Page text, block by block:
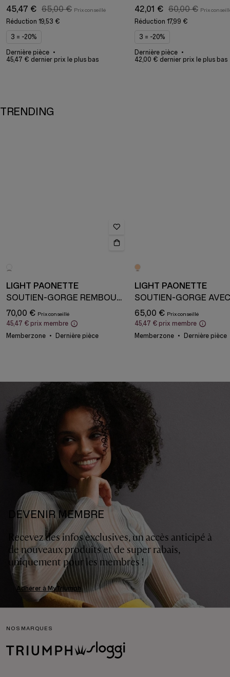
45,47 € 65,00 €
Réduction 19,53 €
3 = -20%
Dernière pièce
45,47 € dernier prix le plus bas
42,01 € 60,00 €
Réduction 17,99 €
3 = -20%
Dernière pièce
42,00 € dernier prix le plus bas
TRENDING
LIGHT PAONETTE
SOUTIEN-GORGE REMBOURRÉ AVEC ARMATURE
70,00 €
45,47 € prix membre
Memberzone
Dernière pièce
LIGHT PAONETTE
65,00 €
45,47 € prix membre
Memberzone
Dernière pièce
DEVENIR MEMBRE
Recevez des infos exclusives, un accès anticipé à
de nouveaux produits et de super rabais,
uniquement pour les membres !
Adhérer à MyTriumph
NOS MARQUES